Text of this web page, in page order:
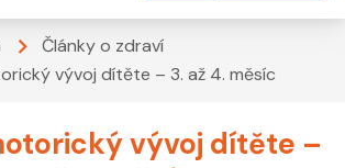
Články o zdraví
vývoj dítěte – 3. až 4. měsíc
vývoj dítěte –